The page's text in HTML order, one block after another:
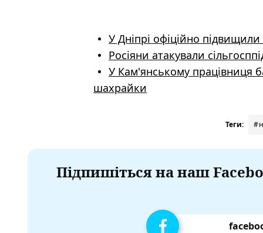
У Дніпрі офіційно
Росіяни атакували
У Кам'янському працівниця
шахрайки
Теги:
Підпишіться на наш